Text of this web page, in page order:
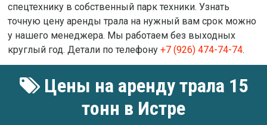
спецтехнику в собственный парк техники. Узнать
точную цену аренды трала на нужный вам срок можно
у нашего менеджера. Мы работаем без выходных
круглый год. Детали по телефону +7 (926) 474-74-74.
Цены на аренду трала 15
тонн в Истре